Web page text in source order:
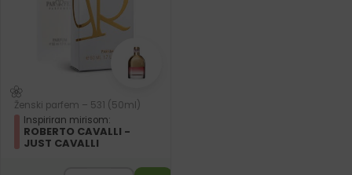
Ženski parfem – 531 (50ml)
Inspiriran mirisom:
ROBERTO CAVALLI -
JUST CAVALLI